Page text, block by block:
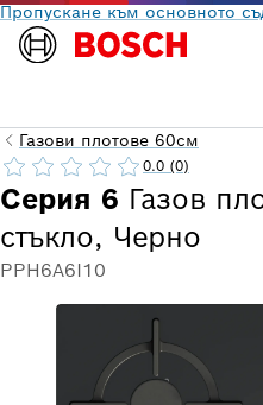
Пропускане към основното
Газови плотове 60см
Серия 6 Газов
стъкло, Черно
PPH6A6I10
0.0 (0)